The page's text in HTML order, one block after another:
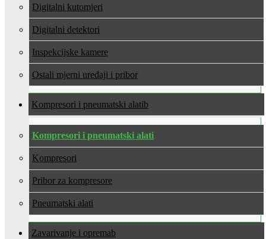
Digitalni kutomjeri
Digitalni detektori
Inspekcijske kamere
Ostali mjerni uređaji i pribor
Kompresori i pneumatski alati
Kompresori i pneumatski alati
Kompresori
Pribor za kompresore
Pneumatski alati
Zavarivanje i oprema